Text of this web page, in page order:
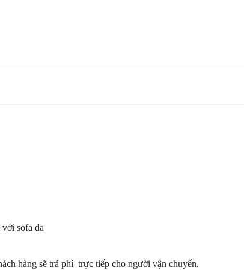
sofa da
hàng sẽ trả phí trực tiếp cho người vận chuyển.